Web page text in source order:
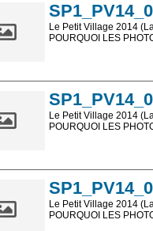
Le Petit Village 2014
POURQUOI LES
Le Petit Village 2014
POURQUOI LES
Le Petit Village 2014
POURQUOI LES